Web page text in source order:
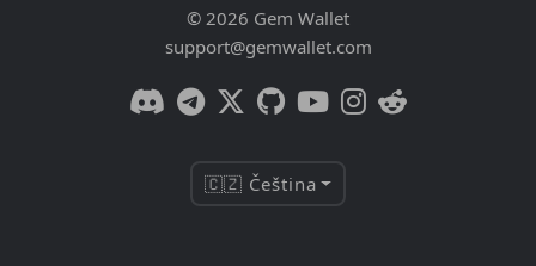
© 2026 Gem Wallet
support@gemwallet.com
🇨🇿 Čeština